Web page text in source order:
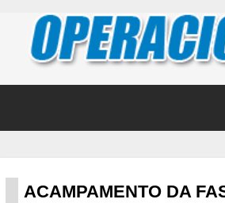
ACAMPAMENTO DA